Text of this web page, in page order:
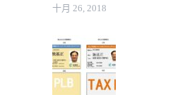
十月 26, 2018